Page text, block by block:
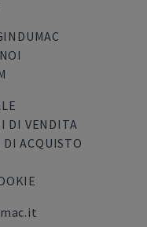
DI VENDITA
ACQUISTO